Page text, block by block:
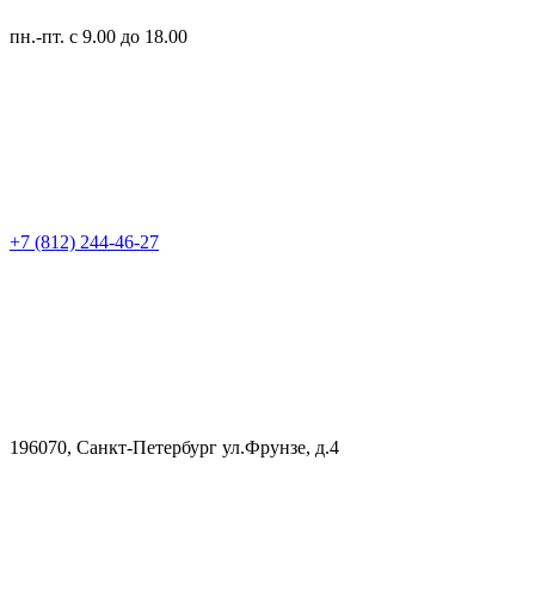
пн.-пт. с 9.00 до 18.00
+7 (812) 244-46-27
196070, Санкт-Петербург ул.Фрунзе, д.4